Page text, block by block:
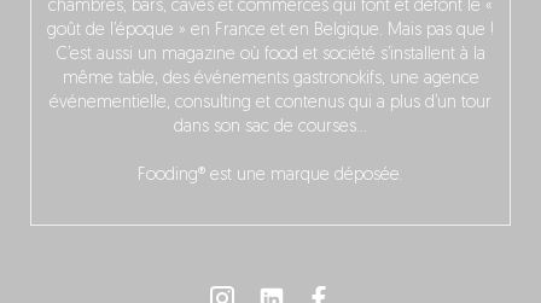
chambres, bars, caves et commerces qui font et défont le «
goût de l’époque » en France et en Belgique. Mais pas que !
C’est aussi un magazine où food et société s’installent à la
même table, des événements gastronokifs, une agence
événementielle, consulting et contenus qui a plus d’un tour
dans son sac de courses…
Fooding® est une marque déposée.